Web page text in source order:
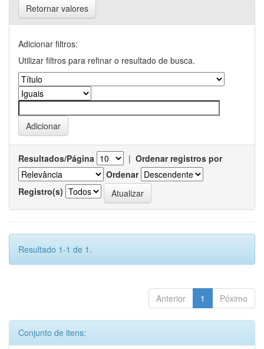
Retornar valores
Adicionar filtros:
Utilizar filtros para refinar o resultado de busca.
Resultados/Página | Ordenar registros por
Ordenar
Registro(s)
Resultado 1-1 de 1.
Anterior 1 Póximo
Conjunto de itens: